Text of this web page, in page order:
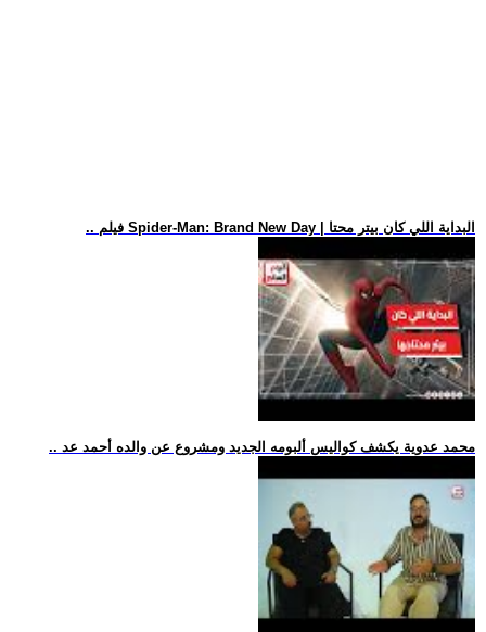
.. فيلم Spider-Man: Brand New Day | البداية اللي كان بيتر محتا
.. محمد عدوية يكشف كواليس ألبومه الجديد ومشروع عن والده أحمد عد